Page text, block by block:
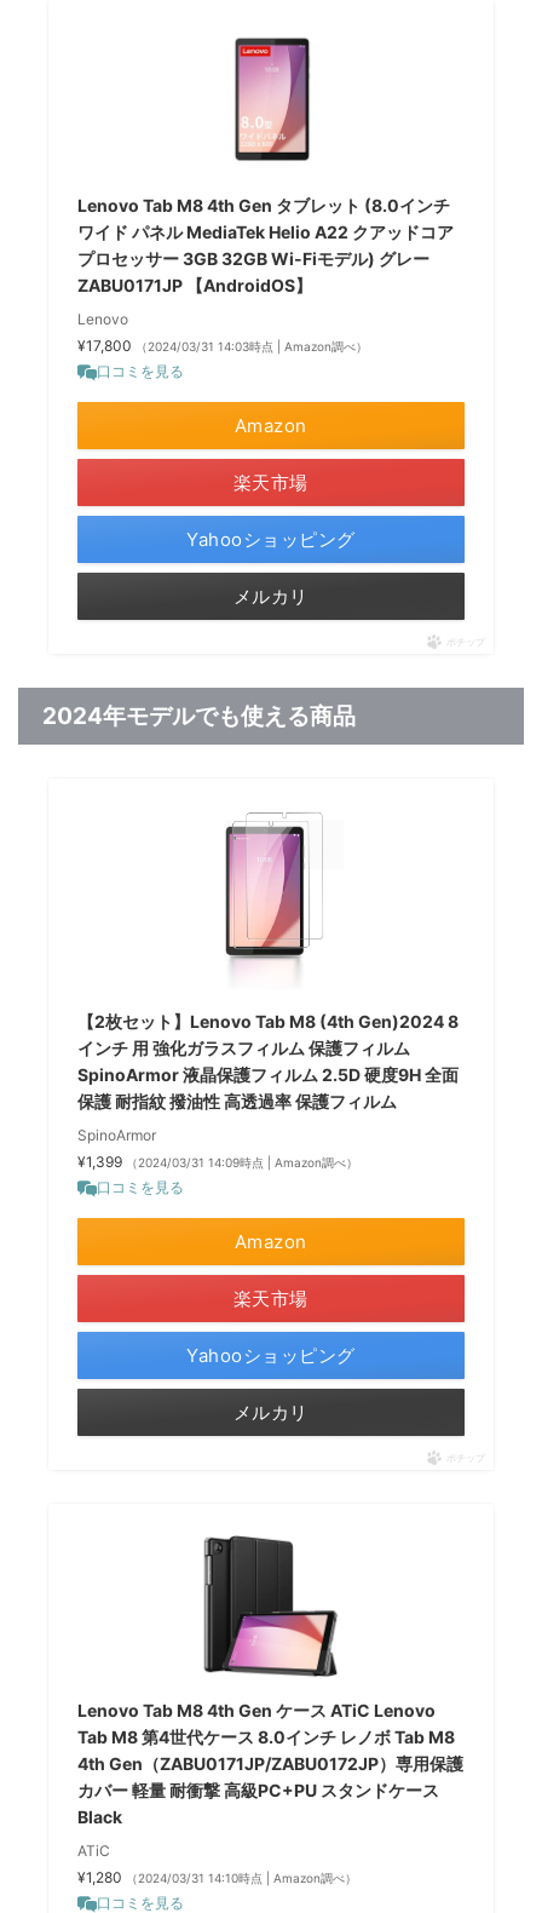
Lenovo Tab M8 4th Gen タブレット (8.0インチ
ワイド パネル MediaTek Helio A22 クアッドコア
プロセッサー 3GB 32GB Wi-Fiモデル) グレー
ZABU0171JP 【AndroidOS】
Lenovo
¥17,800
（2024/03/31 14:03時点 | Amazon調べ）
口コミを見る
Amazon
楽天市場
Yahooショッピング
メルカリ
ポチップ
2024年モデルでも使える商品
【2枚セット】Lenovo Tab M8 (4th Gen)2024 8
インチ 用 強化ガラスフィルム 保護フィルム
SpinoArmor 液晶保護フィルム 2.5D 硬度9H 全面
保護 耐指紋 撥油性 高透過率 保護フィルム
SpinoArmor
¥1,399
（2024/03/31 14:09時点 | Amazon調べ）
口コミを見る
Amazon
楽天市場
Yahooショッピング
メルカリ
ポチップ
Lenovo Tab M8 4th Gen ケース ATiC Lenovo
Tab M8 第4世代ケース 8.0インチ レノボ Tab M8
4th Gen（ZABU0171JP/ZABU0172JP）専用保護
カバー 軽量 耐衝撃 高級PC+PU スタンドケース
Black
ATiC
¥1,280
（2024/03/31 14:10時点 | Amazon調べ）
口コミを見る